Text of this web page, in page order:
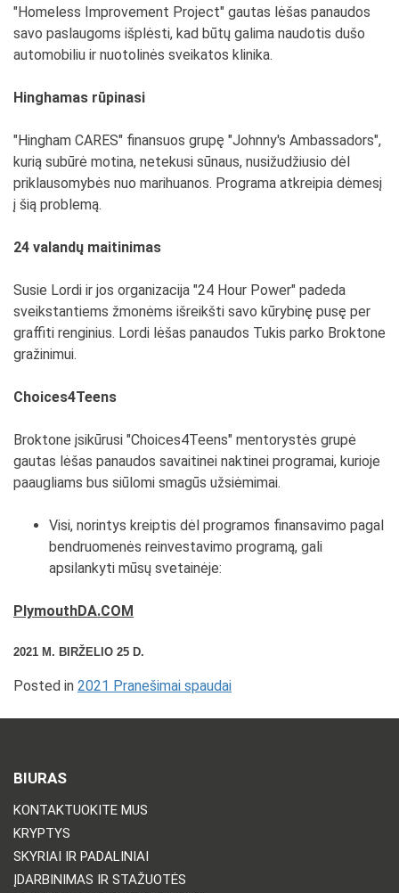
"Homeless Improvement Project" gautas lėšas panaudos
savo paslaugoms išplėsti, kad būtų galima naudotis dušo
automobiliu ir nuotolinės sveikatos klinika.
Hinghamas rūpinasi
"Hingham CARES" finansuos grupę "Johnny's Ambassadors",
kurią subūrė motina, netekusi sūnaus, nusižudžiusio dėl
priklausomybės nuo marihuanos. Programa atkreipia dėmesį
į šią problemą.
24 valandų maitinimas
Susie Lordi ir jos organizacija "24 Hour Power" padeda
sveikstantiems žmonėms išreikšti savo kūrybinę pusę per
graffiti renginius. Lordi lėšas panaudos Tukis parko Broktone
gražinimui.
Choices4Teens
Broktone įsikūrusi "Choices4Teens" mentorystės grupė
gautas lėšas panaudos savaitinei naktinei programai, kurioje
paaugliams bus siūlomi smagūs užsiėmimai.
Visi, norintys kreiptis dėl programos finansavimo pagal
bendruomenės reinvestavimo programą, gali
apsilankyti mūsų svetainėje:
PlymouthDA.COM
2021 M. BIRŽELIO 25 D.
Posted in 2021 Pranešimai spaudai
BIURAS
KONTAKTUOKITE MUS
KRYPTYS
SKYRIAI IR PADALINIAI
ĮDARBINIMAS IR STAŽUOTĖS